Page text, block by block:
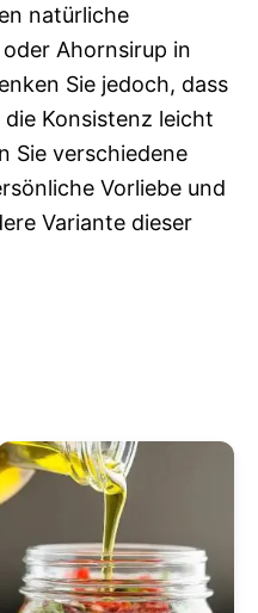
natürliche
Ahornsirup in
Sie jedoch, dass
Konsistenz leicht
Sie verschiedene
Vorliebe und
Variante dieser